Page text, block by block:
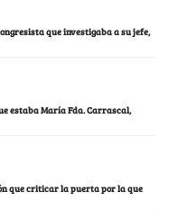
que investigaba a su jefe,
estaba María Fda. Carrascal,
que criticar la puerta por la que